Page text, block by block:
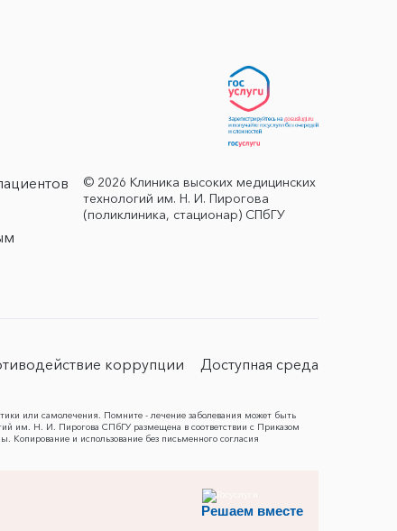
© 2026 Клиника высоких медицинских
технологий им. Н. И. Пирогова
(поликлиника, стационар) СПбГУ
коррупции Доступная среда
или самолечения. Помните - лечение заболевания может быть
им. Н. И. Пирогова СПбГУ размещена в соответствии с Приказом
и использование без письменного согласия
Решаем вместе